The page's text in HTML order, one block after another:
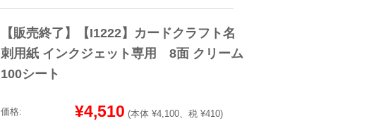
【販売終了】【I1222】カードクラフト名
刺用紙 インクジェット専用 8面 クリーム
100シート
価格: ¥4,510 (本体 ¥4,100、税 ¥410)